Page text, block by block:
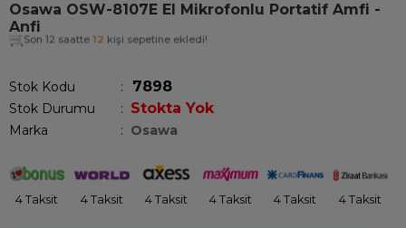
Osawa OSW-8107E El Mikrofonlu Portatif Amfi -
Anfi
Son 12 saatte 12 kişi sepetine ekledi!
Stok Kodu 7898
Stok Durumu : Stokta Yok
Marka : Osawa
4 Taksit 4 Taksit 4 Taksit 4 Taksit 4 Taksit 4 Taksit